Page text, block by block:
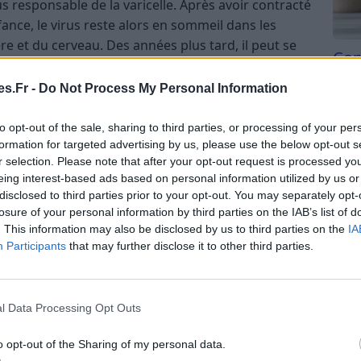
- Do Not Process My Personal Information
opt-out of the sale, sharing to third parties, or processing of your
for targeted advertising by us, please use the below opt-out
selection. Please note that after your opt-out request is processed
interest-based ads based on personal information utilized by us
to third parties prior to your opt-out. You may separately
of your personal information by third parties on the IAB’s list of
This information may also be disclosed by us to third parties on the
Participants that may further disclose it to other third parties.
Data Processing Opt Outs
opt-out of the Sharing of my personal data.
responsable de la varicelle. Après avoir contracté
le virus reste alors en sommeil dans les
et du cerveau. Des années plus tard, il peut se
lien avec la diminution de l’immunité. Cette
au stress, à certaines maladies ou traitements
immunitaire. Contrairement à la varicelle, le
d’un côté du corps, formant une bande de
des douleurs avant de se transformer
finissent par sécher, formant des croûtes
en deux phases. Initialement,
les personnes peuvent ressentir des signes
des picotements ou une
Tri
du